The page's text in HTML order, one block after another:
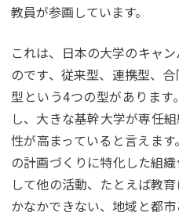
教員が参画しています。
これは、日本の大学のキャ
のです、従来型、連携型、
型という4つの型がありま
し、大きな基幹大学が専任
性が高まっていると言えま
の計画づくりに特化した組
して他の活動、たとえば教
かなかできない、地域と都